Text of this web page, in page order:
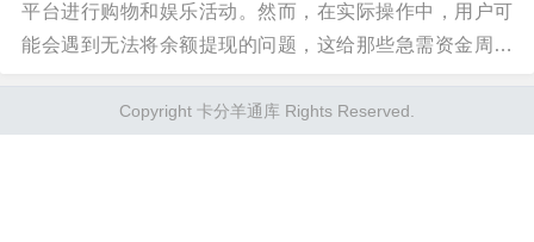
平台进行购物和娱乐活动。然而，在实际操作中，用户可
能会遇到无法将余额提现的问题，这给那些急需资金周转
Copyright 卡分羊通库 Rights Reserved.